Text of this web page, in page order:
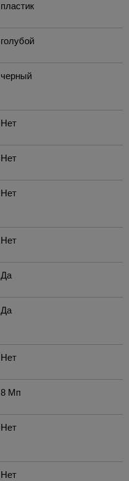
пластик
голубой
черный
Нет
Нет
Нет
Нет
Да
Да
Нет
8 Мп
Нет
Нет